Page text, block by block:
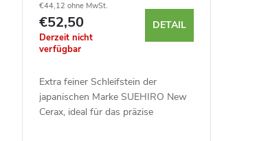
€44,12 ohne MwSt.
€52,50
Derzeit nicht
verfügbar
DETAIL
Extra feiner Schleifstein der
japanischen Marke SUEHIRO New
Cerax, ideal für das präzise